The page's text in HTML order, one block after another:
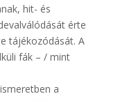
hit- és
érte
tájékozódását. A
fák – / mint
a